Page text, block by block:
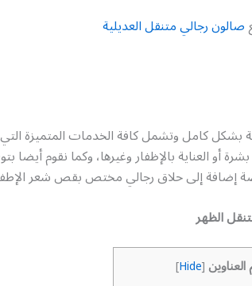
صالون رجالي متنقل العديلية
بشكل كامل وتشمل كافة الخدمات المتميزة
أو العناية بالإظفار وغيرها، وكما نقوم
إضافة إلى حلاق رجالي مختص بقص شعر
الظهر
[
Hide
]